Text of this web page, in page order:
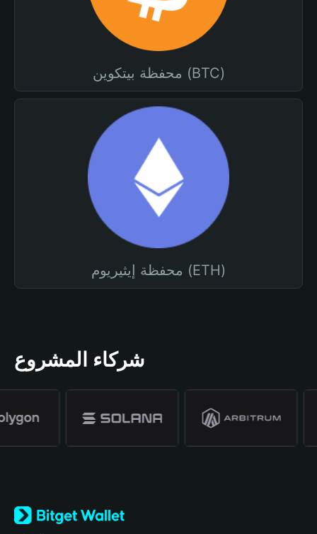
محفظة بيتكوين (BTC)
محفظة إيثيريوم (ETH)
شركاء المشروع